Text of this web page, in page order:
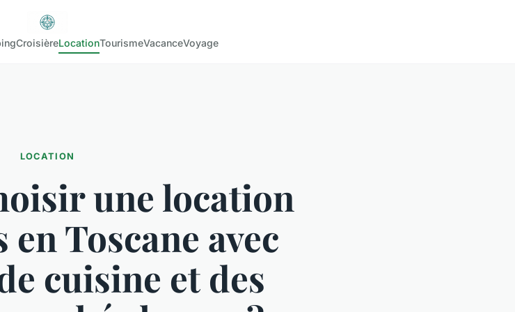
CroisièreLocationTourismeVacanceVoyage
LOCATION
une location
en Toscane avec
cuisine et des